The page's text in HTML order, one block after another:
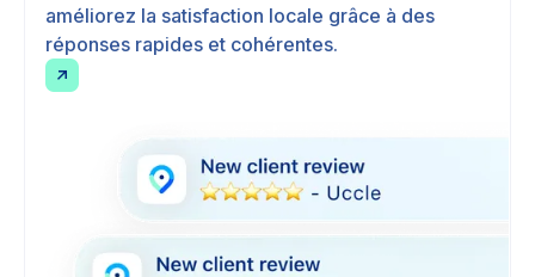
améliorez la satisfaction locale grâce à des
réponses rapides et cohérentes.